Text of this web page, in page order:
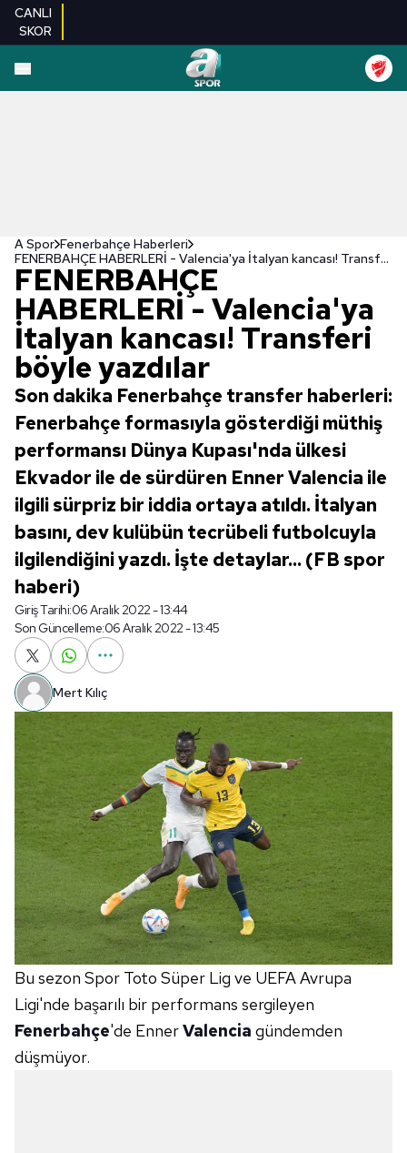
CANLI
SKOR
A Spor Fenerbahçe Haberleri
FENERBAHÇE HABERLERİ - Valencia'ya İtalyan kancası! Transferi böyle yazdılar
FENERBAHÇE
HABERLERİ - Valencia'ya
İtalyan kancası! Transferi
böyle yazdılar
Son dakika Fenerbahçe transfer haberleri:
Fenerbahçe formasıyla gösterdiği müthiş
performansı Dünya Kupası'nda ülkesi
Ekvador ile de sürdüren Enner Valencia ile
ilgili sürpriz bir iddia ortaya atıldı. İtalyan
basını, dev kulübün tecrübeli futbolcuyla
ilgilendiğini yazdı. İşte detaylar... (FB spor
haberi)
Giriş Tarihi:06 Aralık 2022 - 13:44
Son Güncelleme:06 Aralık 2022 - 13:45
Mert Kılıç
Bu sezon Spor Toto Süper Lig ve UEFA Avrupa
Ligi'nde başarılı bir performans sergileyen
Fenerbahçe'de EnnerValencia gündemden
düşmüyor.